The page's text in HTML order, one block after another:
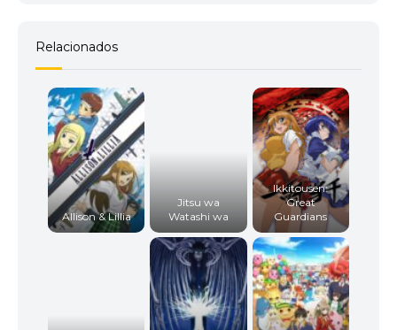
Relacionados
Allison & Lillia
Jitsu wa
Watashi wa
Ikkitousen:
Great
Guardians